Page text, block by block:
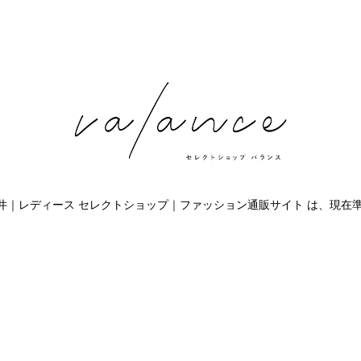
｜レディース セレクトショップ｜ファッション通販サイト は、現在準